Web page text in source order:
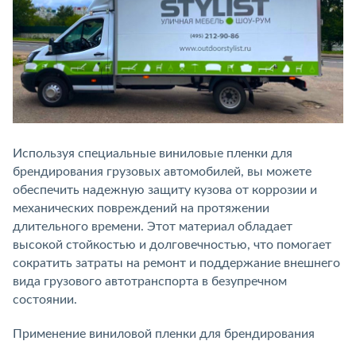
Используя специальные виниловые пленки для
брендирования грузовых автомобилей, вы можете
обеспечить надежную защиту кузова от коррозии и
механических повреждений на протяжении
длительного времени. Этот материал обладает
высокой стойкостью и долговечностью, что помогает
сократить затраты на ремонт и поддержание внешнего
вида грузового автотранспорта в безупречном
состоянии.
Применение виниловой пленки для брендирования